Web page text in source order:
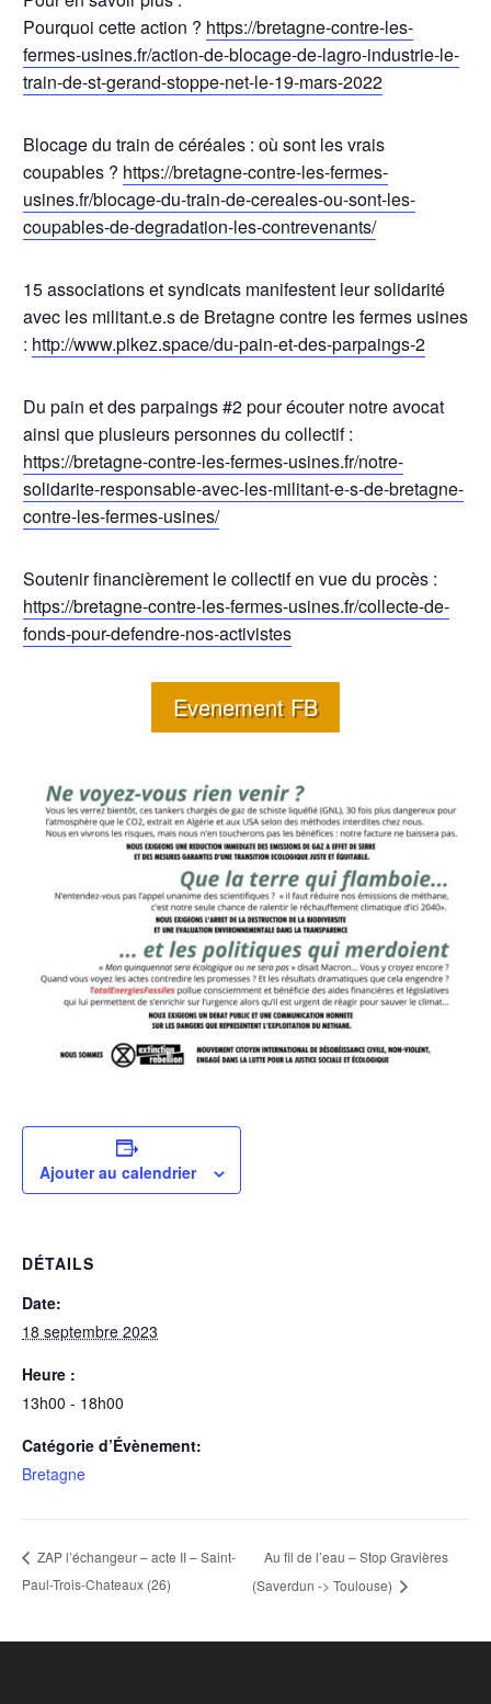
Pourquoi cette action ? https://bretagne-contre-les-
fermes-usines.fr/action-de-blocage-de-lagro-industrie-le-
train-de-st-gerand-stoppe-net-le-19-mars-2022
Blocage du train de céréales : où sont les vrais
coupables ? https://bretagne-contre-les-fermes-
usines.fr/blocage-du-train-de-cereales-ou-sont-les-
coupables-de-degradation-les-contrevenants/
15 associations et syndicats manifestent leur solidarité
avec les militant.e.s de Bretagne contre les fermes usines
: http://www.pikez.space/du-pain-et-des-parpaings-2
Du pain et des parpaings #2 pour écouter notre avocat
ainsi que plusieurs personnes du collectif :
https://bretagne-contre-les-fermes-usines.fr/notre-
solidarite-responsable-avec-les-militant-e-s-de-bretagne-
contre-les-fermes-usines/
Soutenir financièrement le collectif en vue du procès :
https://bretagne-contre-les-fermes-usines.fr/collecte-de-
fonds-pour-defendre-nos-activistes
Evenement FB
Ajouter au calendrier
DÉTAILS
Date:
18 septembre 2023
Heure :
13h00 - 18h00
Catégorie d’Évènement:
Bretagne
ZAP l’échangeur – acte II – Saint-
Paul-Trois-Chateaux (26)
Au fil de l’eau – Stop Gravières
(Saverdun -> Toulouse)